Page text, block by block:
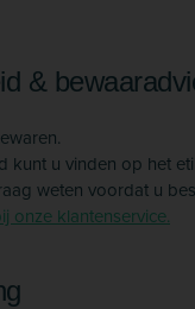
&
kunt u vinden op het
weten voordat u
onze klantenservice.